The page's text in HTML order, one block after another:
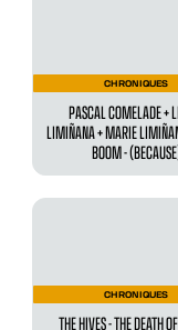
CHRONIQUES
PASCAL COMELADE +
LIMIÑANA + MARIE
BOOM -
CHRONIQUES
THE HIVES - THE DEATH